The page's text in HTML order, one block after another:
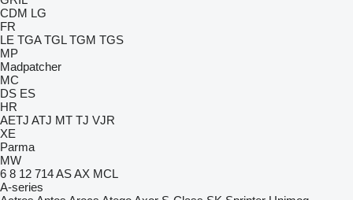
CDM LG
FR
LE TGA TGL TGM TGS
MP
Madpatcher
MC
DS ES
HR
AETJ ATJ MT TJ VJR
XE
Parma
MW
6 8 12 714ASAX MCL
A-series